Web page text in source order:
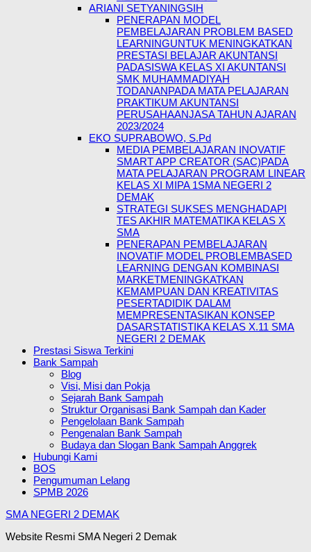
ARIANI SETYANINGSIH
PENERAPAN MODEL
PEMBELAJARAN PROBLEM BASED
LEARNINGUNTUK MENINGKATKAN
PRESTASI BELAJAR AKUNTANSI
PADASISWA KELAS XI AKUNTANSI
SMK MUHAMMADIYAH
TODANANPADA MATA PELAJARAN
PRAKTIKUM AKUNTANSI
PERUSAHAANJASA TAHUN AJARAN
2023/2024
EKO SUPRABOWO, S.Pd
MEDIA PEMBELAJARAN INOVATIF
SMART APP CREATOR (SAC)PADA
MATA PELAJARAN PROGRAM LINEAR
KELAS XI MIPA 1SMA NEGERI 2
DEMAK
STRATEGI SUKSES MENGHADAPI
TES AKHIR MATEMATIKA KELAS X
SMA
PENERAPAN PEMBELAJARAN
INOVATIF MODEL PROBLEMBASED
LEARNING DENGAN KOMBINASI
MARKETMENINGKATKAN
KEMAMPUAN DAN KREATIVITAS
PESERTADIDIK DALAM
MEMPRESENTASIKAN KONSEP
DASARSTATISTIKA KELAS X.11 SMA
NEGERI 2 DEMAK
Prestasi Siswa Terkini
Bank Sampah
Blog
Visi, Misi dan Pokja
Sejarah Bank Sampah
Struktur Organisasi Bank Sampah dan Kader
Pengelolaan Bank Sampah
Pengenalan Bank Sampah
Budaya dan Slogan Bank Sampah Anggrek
Hubungi Kami
BOS
Pengumuman Lelang
SPMB 2026
SMA NEGERI 2 DEMAK
Website Resmi SMA Negeri 2 Demak